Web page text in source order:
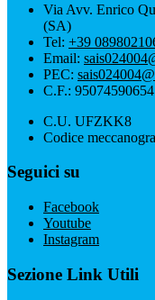
Via Avv. Enrico
(SA)
Tel: +39
Email:
PEC:
C.F.: 95074590654
C.U. UFZKK8
Codice
Seguici su
Facebook
Youtube
Instagram
Sezione Link Utili